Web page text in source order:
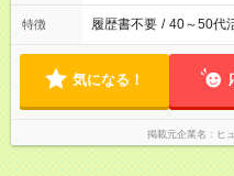
特徴 履歴書不要 / 40～50代
気になる！
掲載元企業名 ヒ